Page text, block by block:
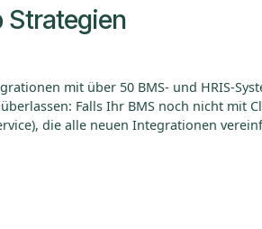
Strategien
mit über 50 BMS- und HRIS-
Falls Ihr BMS noch nicht mit
die alle neuen Integrationen